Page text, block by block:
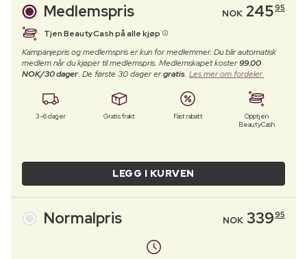
Medlemspris NOK 24595
Tjen BeautyCash på alle kjøp
Kampanjepris og medlemspris er kun for medlemmer. Du blir automatisk
medlem når du kjøper til medlemspris. Medlemskapet koster99.00
NOK/30 dager. De første 30 dager ergratis. Les mer om fordeler.
3–6 dager Gratis frakt Fast rabatt
Opptjen
BeautyCash
LEGG I KURVEN
Normalpris NOK 33995